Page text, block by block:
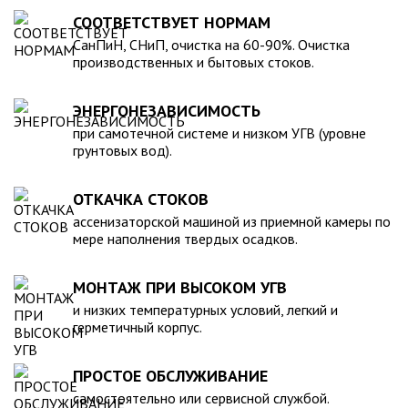
для машины. При подборе септика нужно рассчитать объем
стоков в зависимости от количества пользователей и
возможности залпового слива.
устойчивость к воздействию любых агрессивных веществ.
2. Возможность использования при больших перепадах
температуры, в том числе при очень низких в зимний
период. 3. Долговечность – срок эксплуатации исчисляется
устанавливается на подготовленном месте в течение
нескольких часов. 5. Простота обслуживания.В
ассортименте продукции, реализуемой нашей компанией –
пластиковые и стеклопластиковые изделия, изготовленные
в полном соответствии с Государственными стандартами,
санитарно-гигиеническими и другими нормативами.
СООТВЕТСТВУЕТ НОРМАМ
СанПиН, СНиП, очистка на 60-90%. Очистка
производственных и бытовых стоков.
ЭНЕРГОНЕЗАВИСИМОСТЬ
при самотечной системе и низком УГВ (уровне
грунтовых вод).
ОТКАЧКА СТОКОВ
ассенизаторской машиной из приемной камеры по
мере наполнения твердых осадков.
МОНТАЖ ПРИ ВЫСОКОМ УГВ
и низких температурных условий, легкий и
герметичный корпус.
ПРОСТОЕ ОБСЛУЖИВАНИЕ
самостоятельно или сервисной службой.